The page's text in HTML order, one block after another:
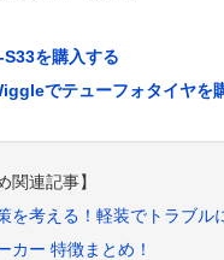
を購入する
でテューフォタイヤを
関連記事】
を考える！軽装でトラブル
カー 特徴まとめ！